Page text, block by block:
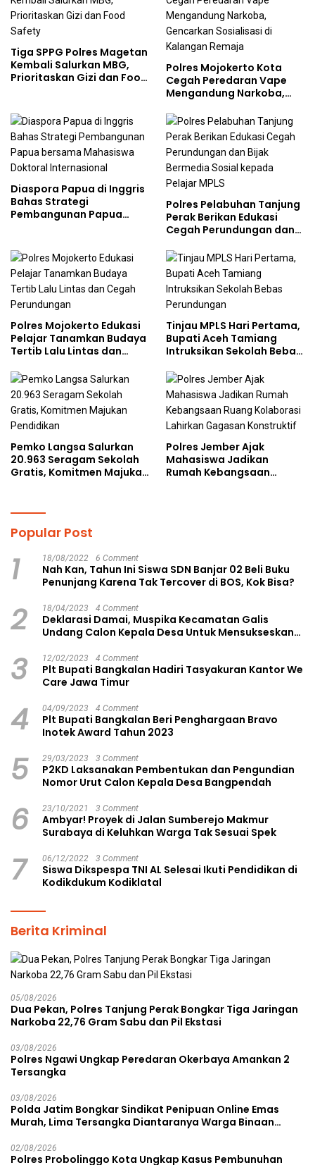
Tiga SPPG Polres Magetan
Kembali Salurkan MBG,
Prioritaskan Gizi dan Food
Polres Mojokerto Kota
Cegah Peredaran Vape
Mengandung Narkoba,
Kalangan Remaja
Diaspora Papua di Inggris
Bahas Strategi
Pembangunan Papua
Polres Pelabuhan Tanjung
Perak Berikan Edukasi
Cegah Perundungan dan
kepada Pelajar MPLS
Polres Mojokerto Edukasi
Pelajar Tanamkan Budaya
Tertib Lalu Lintas dan
Tinjau MPLS Hari Pertama,
Bupati Aceh Tamiang
Intruksikan Sekolah Bebas
Pemko Langsa Salurkan
20.963 Seragam Sekolah
Gratis, Komitmen Majukan
Polres Jember Ajak
Mahasiswa Jadikan
Rumah Kebangsaan
Popular Post
1 18/08/2022 6 Comment
Nah Kan, Tahun Ini Siswa SDN Banjar 02 Beli Buku
Penunjang Karena Tak Tercover di BOS, Kok Bisa?
2 18/04/2023 4 Comment
Deklarasi Damai, Muspika Kecamatan Galis
Undang Calon Kepala Desa Untuk Mensukseskan
3 12/02/2023 4 Comment
Plt Bupati Bangkalan Hadiri Tasyakuran Kantor We
Care Jawa Timur
4 04/09/2023 4 Comment
Plt Bupati Bangkalan Beri Penghargaan Bravo
Inotek Award Tahun 2023
5 29/03/2023 3 Comment
P2KD Laksanakan Pembentukan dan Pengundian
Nomor Urut Calon Kepala Desa Bangpendah
6 23/10/2021 3 Comment
Ambyar! Proyek di Jalan Sumberejo Makmur
Surabaya di Keluhkan Warga Tak Sesuai Spek
7 06/12/2022 3 Comment
Siswa Dikspespa TNI AL Selesai Ikuti Pendidikan di
Kodikdukum Kodiklatal
Berita Kriminal
05/08/2026
Dua Pekan, Polres Tanjung Perak Bongkar Tiga Jaringan
Narkoba 22,76 Gram Sabu dan Pil Ekstasi
03/08/2026
Polres Ngawi Ungkap Peredaran Okerbaya Amankan 2
Tersangka
03/08/2026
Polda Jatim Bongkar Sindikat Penipuan Online Emas
Murah, Lima Tersangka Diantaranya Warga Binaan
02/08/2026
Polres Probolinggo Kota Ungkap Kasus Pembunuhan